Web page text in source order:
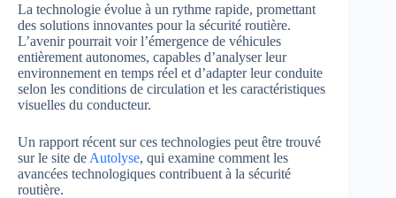
La technologie évolue à un rythme rapide, promettant
des solutions innovantes pour la sécurité routière.
L’avenir pourrait voir l’émergence de véhicules
entièrement autonomes, capables d’analyser leur
environnement en temps réel et d’adapter leur conduite
selon les conditions de circulation et les caractéristiques
visuelles du conducteur.
Un rapport récent sur ces technologies peut être trouvé
sur le site de Autolyse, qui examine comment les
avancées technologiques contribuent à la sécurité
routière.